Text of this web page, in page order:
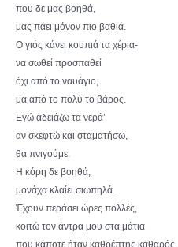
που δε μας βοηθά,
μας πάει μόνον πιο βαθιά.
Ο γιός κάνει κουπιά τα χέρια-
να σωθεί προσπαθεί
όχι από το ναυάγιο,
μα από το πολύ το βάρος.
Εγώ αδειάζω τα νερά’
αν σκεφτώ και σταματήσω,
θα πνιγούμε.
Η κόρη δε βοηθά,
μονάχα κλαίει σιωπηλά.
Έχουν περάσει ώρες πολλές,
κοιτώ τον άντρα μου στα μάτια
που κάποτε ήταν καθρέπτης καθαρός.